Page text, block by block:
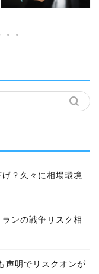
？久々に相場環境
ンの戦争リスク相
声明でリスクオンが